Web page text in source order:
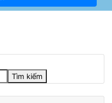
Tìm kiếm